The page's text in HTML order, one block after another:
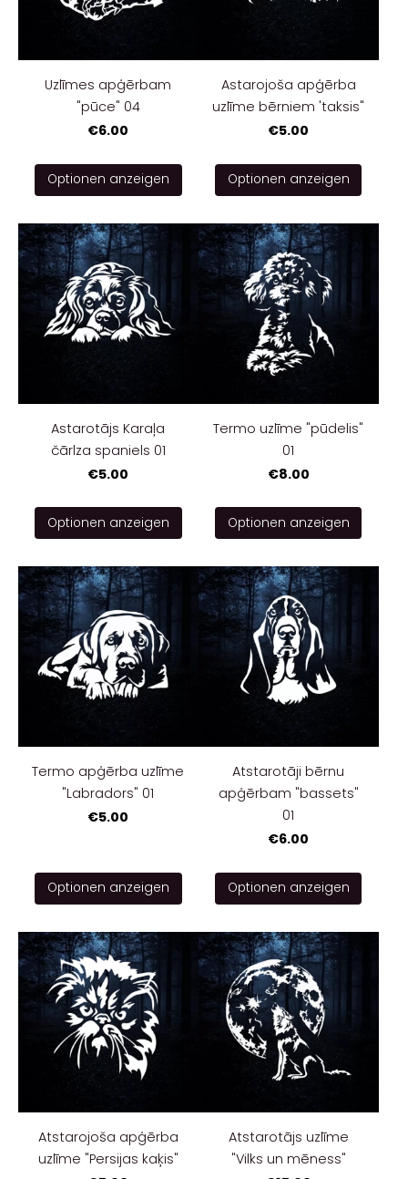
Uzlīmes apģērbam
"pūce" 04
€6.00
Optionen anzeigen
Astarojoša apģērba
uzlīme bērniem 'taksis"
€5.00
Optionen anzeigen
Astarotājs Karaļa
čārlza spaniels 01
€5.00
Optionen anzeigen
Termo uzlīme "pūdelis"
01
€8.00
Optionen anzeigen
Termo apģērba uzlīme
"Labradors" 01
€5.00
Optionen anzeigen
Atstarotāji bērnu
apģērbam "bassets"
01
€6.00
Optionen anzeigen
Atstarojoša apģērba
uzlīme "Persijas kaķis"
Atstarotājs uzlīme
"Vilks un mēness"